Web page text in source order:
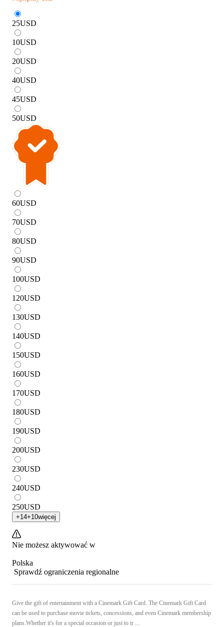
25USD
10USD
20USD
40USD
45USD
50USD
60USD
70USD
80USD
90USD
100USD
120USD
130USD
140USD
150USD
160USD
170USD
180USD
190USD
200USD
230USD
240USD
250USD
+14+10więcej
Nie możesz aktywować w
Polska
Sprawdź ograniczenia regionalne
Give the gift of entertainment with a Cinemark Gift Card. The Cinemark Gift Card
can be used to purchase movie tickets, concessions, and even Cinemark membership
plans.Whether it's for a special occasion or just to tr ...